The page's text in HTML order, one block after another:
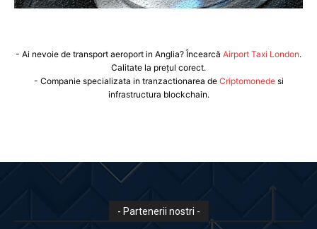
- Ai nevoie de transport aeroport in Anglia? Încearcă Airport Taxi London.
Calitate la prețul corect.
- Companie specializata in tranzactionarea de Criptomonedesi
infrastructura blockchain.
- Partenerii nostri -